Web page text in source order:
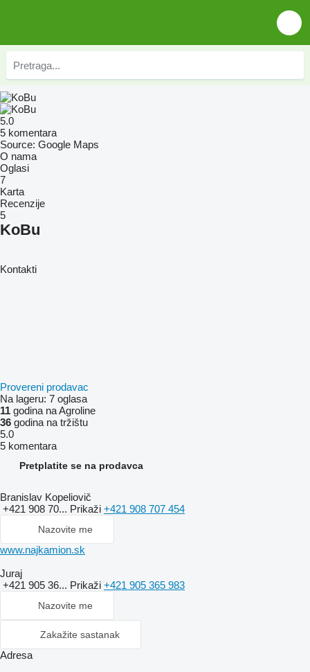
5.0
5 komentara
Source: Google Maps
O nama
Oglasi
7
Karta
Recenzije
5
KoBu
Kontakti
Provereni prodavac
Na lageru: 7 oglasa
11 godina na Agroline
36 godina na tržištu
5.0
5 komentara
Pretplatite se na prodavca
Branislav Kopeliovič
+421 908 70... Prikaži +421 908 707 454
Nazovite me
www.najkamion.sk
Juraj
+421 905 36... Prikaži +421 905 365 983
Nazovite me
Zakažite sastanak
Adresa